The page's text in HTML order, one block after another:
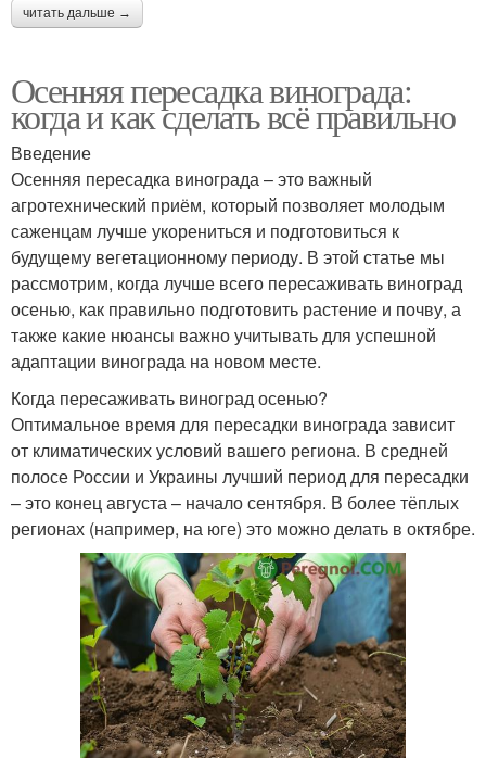
читать дальше →
Осенняя пересадка винограда:
когда и как сделать всё правильно
Введение
Осенняя пересадка винограда – это важный
агротехнический приём, который позволяет молодым
саженцам лучше укорениться и подготовиться к
будущему вегетационному периоду. В этой статье мы
рассмотрим, когда лучше всего пересаживать виноград
осенью, как правильно подготовить растение и почву, а
также какие нюансы важно учитывать для успешной
адаптации винограда на новом месте.
Когда пересаживать виноград осенью?
Оптимальное время для пересадки винограда зависит
от климатических условий вашего региона. В средней
полосе России и Украины лучший период для пересадки
– это конец августа – начало сентября. В более тёплых
регионах (например, на юге) это можно делать в октябре.